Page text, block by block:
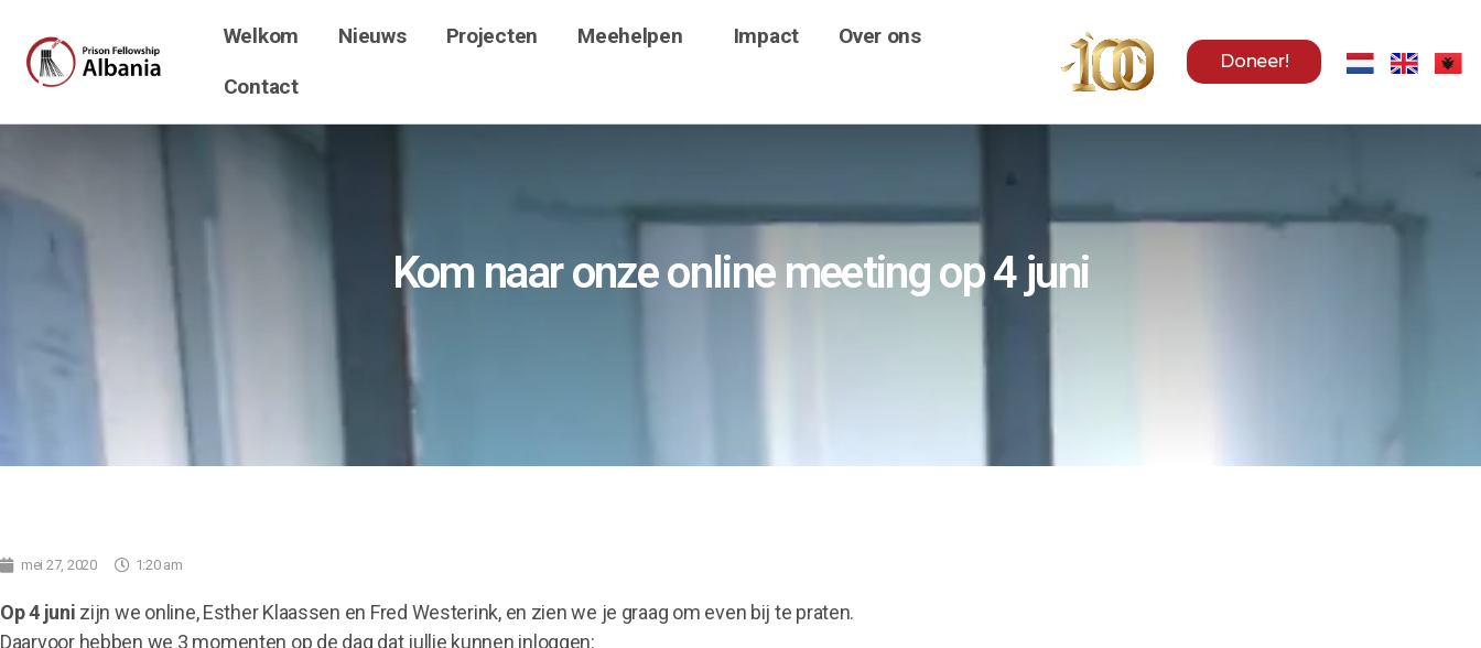
Welkom Nieuws Projecten Meehelpen Impact
Over ons
Contact
Doneer!
Kom naar onze online meeting op 4 juni
mei 27, 2020 1:20 am
Op 4 juni zijn we online, Esther Klaassen en Fred Westerink, en zien we je graag om even bij te praten.
Daarvoor hebben we 3 momenten op de dag dat jullie kunnen inloggen: